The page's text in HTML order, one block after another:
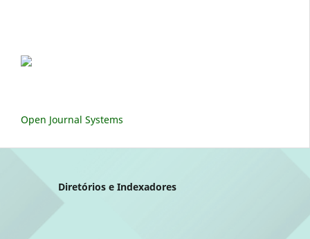
Open Journal Systems
Diretórios e Indexadores